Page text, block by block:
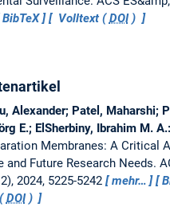
BibTeX Volltext (DOI)
Alexander; Patel, Maharshi;
E.; ElSherbiny, Ibrahim M. A.:
Membranes: A Critical
and Future Research Needs.
2024, 5225-5242 mehr…
DOI)